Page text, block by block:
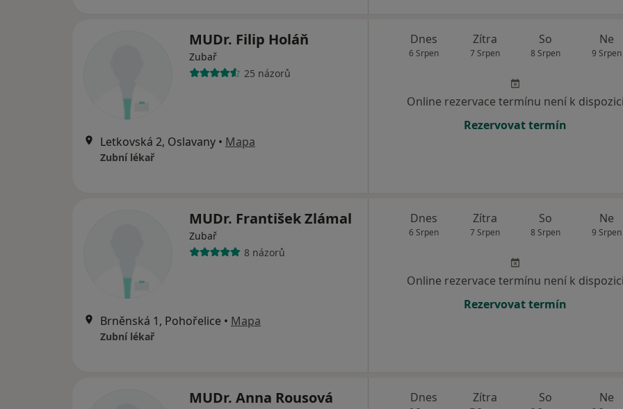
MUDr. Filip Holáň
Zubař
25 názorů
Letkovská 2, Oslavany • Mapa
Zubní lékař
Dnes
6 Srpen
Zítra
7 Srpen
So
8 Srpen
Ne
9 Srpen
Online rezervace termínu není k dispozici
Rezervovat termín
MUDr. František Zlámal
Zubař
8 názorů
Brněnská 1, Pohořelice • Mapa
Zubní lékař
Dnes
6 Srpen
Zítra
7 Srpen
So
8 Srpen
Ne
9 Srpen
Online rezervace termínu není k dispozici
Rezervovat termín
MUDr. Anna Rousová Dnes Zítra So Ne